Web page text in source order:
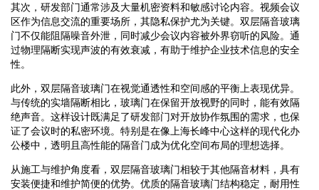
其次，研发部门通常涉及大量机密资料和敏感讨论内容。视频会议
区作为信息交流的重要场所，其隐私保护尤为关键。双层隔音玻璃
门不仅能阻隔噪音外泄，同时减少会议内容被外界窃听的风险。通
过物理隔断实现声波的有效衰减，有助于维护企业技术信息的安全
性。
此外，双层隔音玻璃门在视觉通透性和空间感的平衡上表现优异。
与传统的实墙隔断相比，玻璃门在保留开放视野的同时，能有效隔
绝声音。这样设计既满足了研发部门对开放协作氛围的需求，也保
证了会议时的私密环境。特别是在像上海长峰中心这样的现代化办
公楼中，透明且高性能的隔音门成为优化空间布局的理想选择。
从施工与维护角度看，双层隔音玻璃门相较于其他隔音材料，具有
安装便捷和维护简便的优势。优质的隔音玻璃门结构稳定，耐用性